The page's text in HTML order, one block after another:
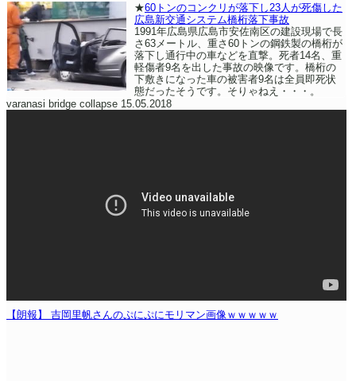
★60トンのコンクリが落下し23人が死傷した
広島新交通システム橋桁落下事故
1991年広島県広島市安佐南区の建設現場で長
さ63メートル、重さ60トンの鋼鉄製の橋桁が
落下し通行中の車などを直撃。死者14名、重
軽傷者9名を出した事故の映像です。橋桁の
下敷きになった車の被害者9名は全員即死状
態だったそうです。そりゃねえ・・・。
varanasi bridge collapse 15.05.2018
【朗報】 吉岡里帆さんのぷにぷにモリマン画像ｗｗｗｗｗ